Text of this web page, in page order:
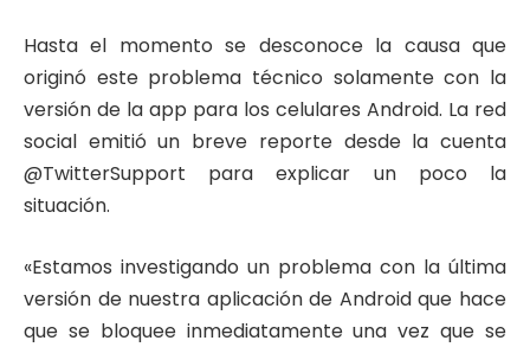
Hasta el momento se desconoce la causa que
originó este problema técnico solamente con la
versión de la app para los celulares Android. La red
social emitió un breve reporte desde la cuenta
@TwitterSupport para explicar un poco la
situación.
«Estamos investigando un problema con la última
versión de nuestra aplicación de Android que hace
que se bloquee inmediatamente una vez que se